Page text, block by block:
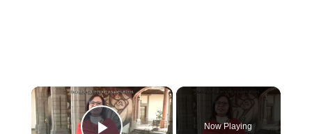
×
Now Playing